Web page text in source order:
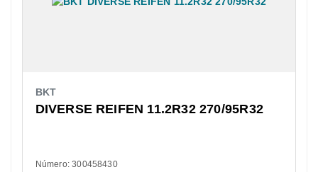
BKT
DIVERSE REIFEN 11.2R32 270/95R32
Número: 300458430